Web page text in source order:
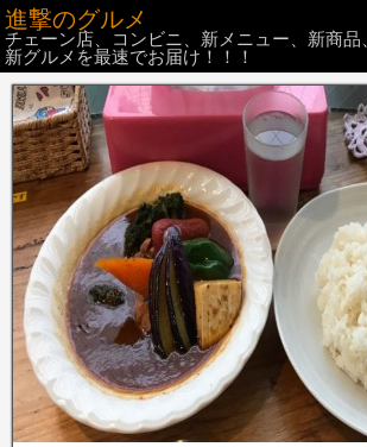
進撃のグルメ
チェーン店、コンビニ、新メニュー、新商
新グルメを最速でお届け！！！